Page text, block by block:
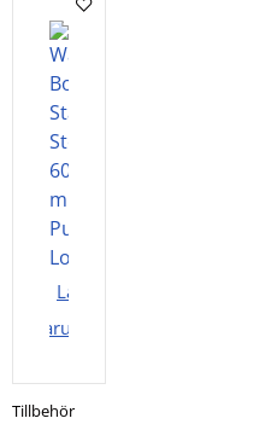
Lägg i
varukorgen
Tillbehör